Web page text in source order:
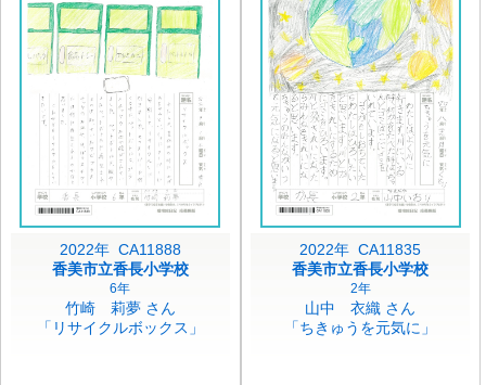
2022年 CA11888
香美市立香長小学校
6年
竹崎 莉夢 さん
「リサイクルボックス」
2022年 CA11835
香美市立香長小学校
2年
山中 衣織 さん
「ちきゅうを元気に」